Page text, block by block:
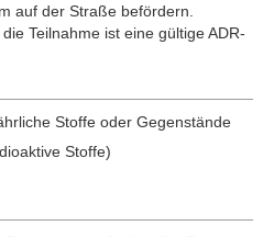
auf der Straße befördern.
Teilnahme ist eine gültige ADR-
Stoffe oder Gegenstände
Stoffe)